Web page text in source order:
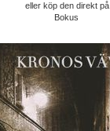
eller köp den direkt på
Bokus